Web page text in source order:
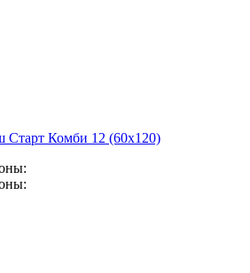
Старт Комби 12 (60x120)